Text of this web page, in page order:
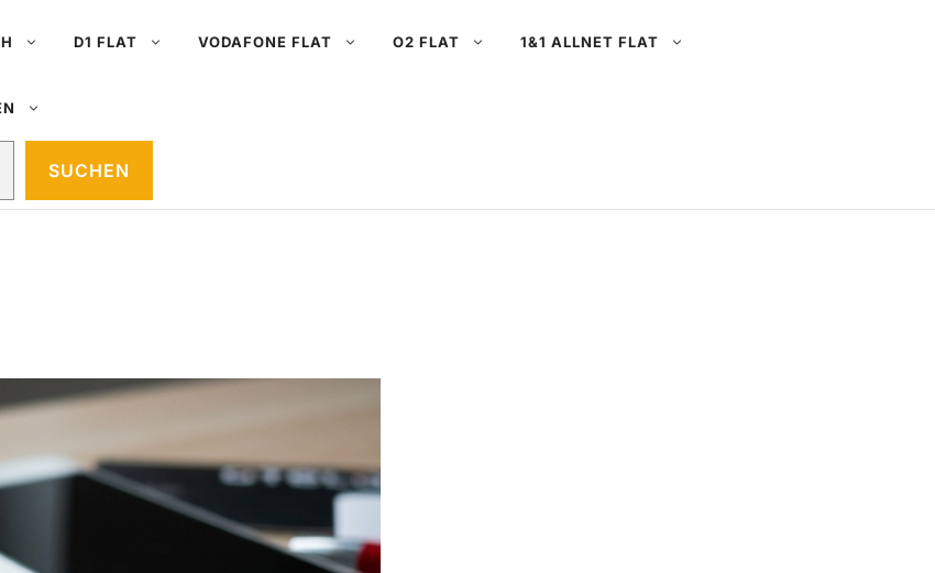
D1 FLAT VODAFONE FLAT O2 FLAT 1&1 ALLNET FLAT
SUCHEN